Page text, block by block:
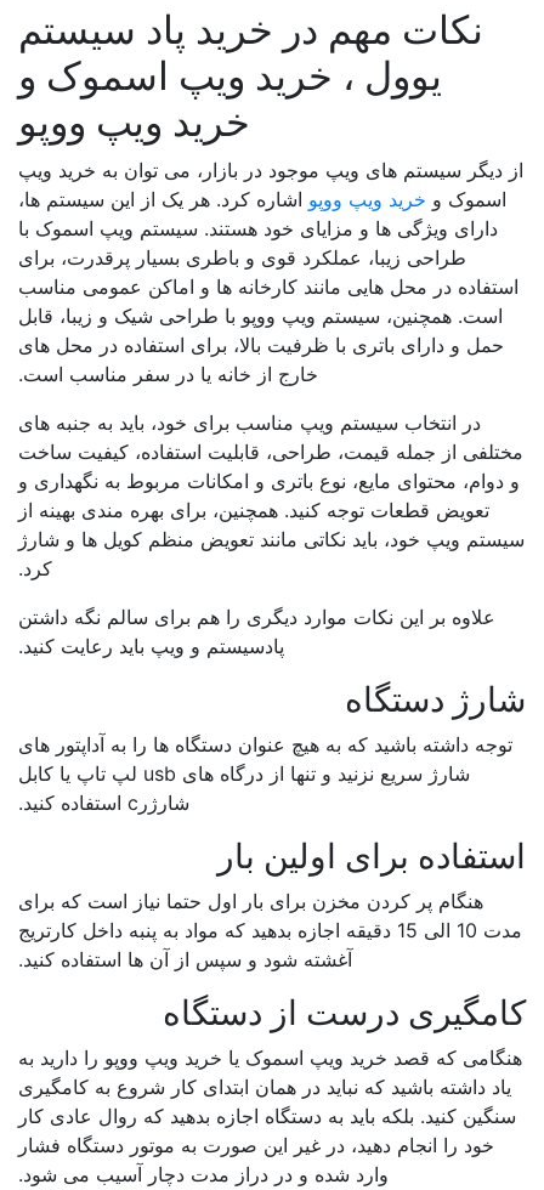
نکات مهم در خرید پاد سیستم
یوول ، خرید ویپ اسموک و
خرید ویپ ووپو
دیگر سیستم های ویپ موجود در بازار، می توان به خرید ویپ
اسموک وخرید ویپ ووپو اشاره کرد. هر یک از این سیستم ها،
دارای ویژگی ها و مزایای خود هستند. سیستم ویپ اسموک با
طراحی زیبا، عملکرد قوی و باطری بسیار پرقدرت، برای
در محل هایی مانند کارخانه ها و اماکن عمومی مناسب
است. همچنین، سیستم ویپ ووپو با طراحی شیک و زیبا، قابل
حمل و دارای باتری با ظرفیت بالا، برای استفاده در محل های
خارج از خانه یا در سفر مناسب است.
در انتخاب سیستم ویپ مناسب برای خود، باید به جنبه های
از جمله قیمت، طراحی، قابلیت استفاده، کیفیت ساخت
محتوای مایع، نوع باتری و امکانات مربوط به نگهداری و
تعویض قطعات توجه کنید. همچنین، برای بهره مندی بهینه از
ویپ خود، باید نکاتی مانند تعویض منظم کویل ها و شارژ
علاوه بر این نکات موارد دیگری را هم برای سالم نگه داشتن
پادسیستم و ویپ باید رعایت کنید.
دستگاه
داشته باشید که به هیچ عنوان دستگاه ها را به آداپتور های
شارژ سریع نزنید و تنها از درگاه های usb لپ تاپ یا کابل
شارژرc استفاده کنید.
برای اولین بار
هنگام پر کردن مخزن برای بار اول حتما نیاز است که برای
مدت 10 الی 15 دقیقه اجازه بدهید که مواد به پنبه داخل کارتریج
آغشته شود و سپس از آن ها استفاده کنید.
درست از دستگاه
که قصد خرید ویپ اسموک یا خرید ویپ ووپو را دارید به
داشته باشید که نباید در همان ابتدای کار شروع به کامگیری
کنید. بلکه باید به دستگاه اجازه بدهید که روال عادی کار
خود را انجام دهید، در غیر این صورت به موتور دستگاه فشار
وارد شده و در دراز مدت دچار آسیب می شود.